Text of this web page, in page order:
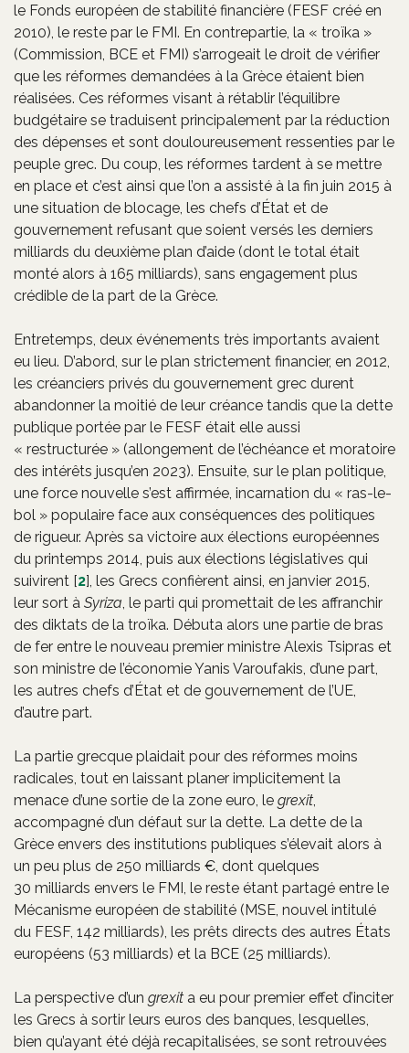
le Fonds européen de stabilité financière (FESF créé en
2010), le reste par le FMI. En contrepartie, la « troïka »
(Commission, BCE et FMI) s’arrogeait le droit de vérifier
que les réformes demandées à la Grèce étaient bien
réalisées. Ces réformes visant à rétablir l’équilibre
budgétaire se traduisent principalement par la réduction
des dépenses et sont douloureusement ressenties par le
peuple grec. Du coup, les réformes tardent à se mettre
en place et c’est ainsi que l’on a assisté à la fin juin 2015 à
une situation de blocage, les chefs d’État et de
gouvernement refusant que soient versés les derniers
milliards du deuxième plan d’aide (dont le total était
monté alors à 165 milliards), sans engagement plus
crédible de la part de la Grèce.
Entretemps, deux événements très importants avaient
eu lieu. D’abord, sur le plan strictement financier, en 2012,
les créanciers privés du gouvernement grec durent
abandonner la moitié de leur créance tandis que la dette
publique portée par le FESF était elle aussi
« restructurée » (allongement de l’échéance et moratoire
des intérêts jusqu’en 2023). Ensuite, sur le plan politique,
une force nouvelle s’est affirmée, incarnation du « ras-le-
bol » populaire face aux conséquences des politiques
de rigueur. Après sa victoire aux élections européennes
du printemps 2014, puis aux élections législatives qui
suivirent [2] , les Grecs confièrent ainsi, en janvier 2015,
leur sort à Syriza , le parti qui promettait de les affranchir
des diktats de la troïka. Débuta alors une partie de bras
de fer entre le nouveau premier ministre Alexis Tsipras et
son ministre de l’économie Yanis Varoufakis, d’une part,
les autres chefs d’État et de gouvernement de l’UE,
d’autre part.
La partie grecque plaidait pour des réformes moins
radicales, tout en laissant planer implicitement la
menace d’une sortie de la zone euro, le grexit
accompagné d’un défaut sur la dette. La dette de la
Grèce envers des institutions publiques s’élevait alors à
un peu plus de 250 milliards €, dont quelques
30 milliards envers le FMI, le reste étant partagé entre le
Mécanisme européen de stabilité (MSE, nouvel intitulé
du FESF, 142 milliards), les prêts directs des autres États
européens (53 milliards) et la BCE (25 milliards).
La perspective d’un grexit a eu pour premier effet d’inciter
les Grecs à sortir leurs euros des banques, lesquelles,
bien qu’ayant été déjà recapitalisées, se sont retrouvées